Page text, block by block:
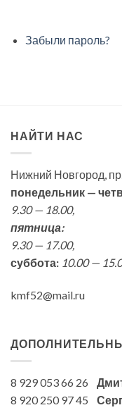
Забыли пароль?
НАЙТИ НАС
Нижний Новгород,
понедельник —
9.30 — 18.00,
пятница:
9.30 — 17.00,
суббота: 10.00 —
kmf52@mail.ru
8 929 053 66 26
8 920 250 97 45